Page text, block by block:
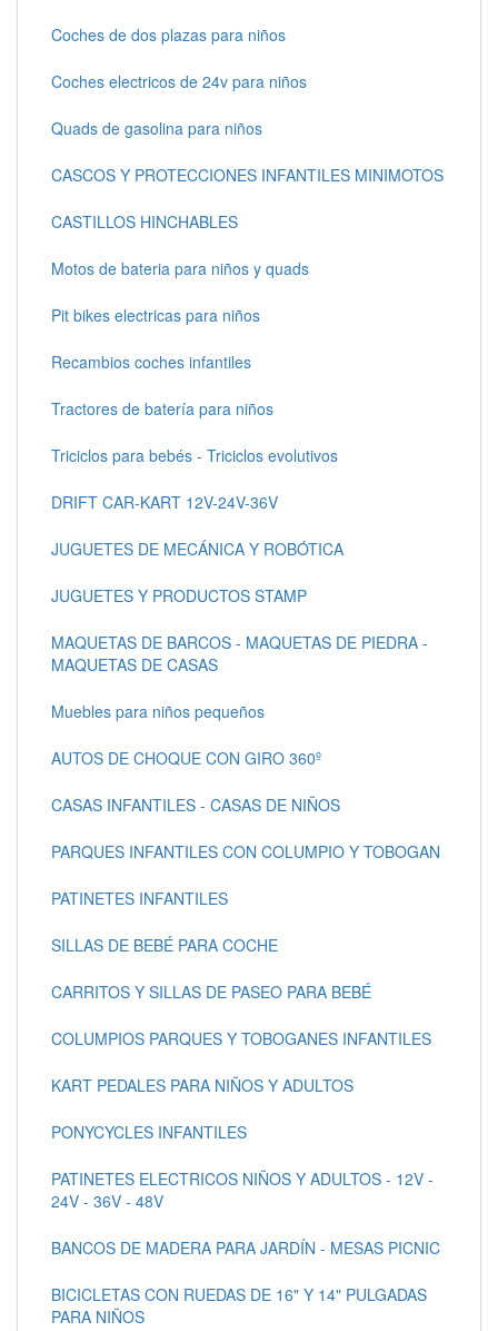
Coches de dos plazas para niños
Coches electricos de 24v para niños
Quads de gasolina para niños
CASCOS Y PROTECCIONES INFANTILES MINIMOTOS
CASTILLOS HINCHABLES
Motos de bateria para niños y quads
Pit bikes electricas para niños
Recambios coches infantiles
Tractores de batería para niños
Triciclos para bebés - Triciclos evolutivos
DRIFT CAR-KART 12V-24V-36V
JUGUETES DE MECÁNICA Y ROBÓTICA
JUGUETES Y PRODUCTOS STAMP
MAQUETAS DE BARCOS - MAQUETAS DE PIEDRA -
MAQUETAS DE CASAS
Muebles para niños pequeños
AUTOS DE CHOQUE CON GIRO 360º
CASAS INFANTILES - CASAS DE NIÑOS
PARQUES INFANTILES CON COLUMPIO Y TOBOGAN
PATINETES INFANTILES
SILLAS DE BEBÉ PARA COCHE
CARRITOS Y SILLAS DE PASEO PARA BEBÉ
COLUMPIOS PARQUES Y TOBOGANES INFANTILES
KART PEDALES PARA NIÑOS Y ADULTOS
PONYCYCLES INFANTILES
PATINETES ELECTRICOS NIÑOS Y ADULTOS - 12V -
24V - 36V - 48V
BANCOS DE MADERA PARA JARDÍN - MESAS PICNIC
BICICLETAS CON RUEDAS DE 16" Y 14" PULGADAS
PARA NIÑOS